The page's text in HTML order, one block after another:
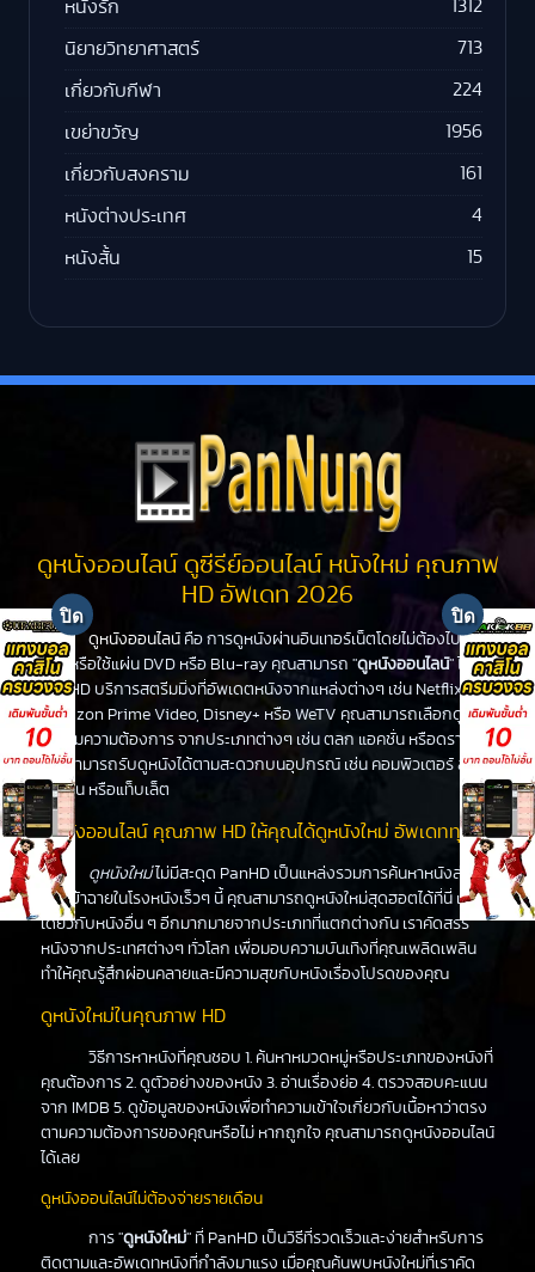
หนังรัก 1312
นิยายวิทยาศาสตร์ 713
เกี่ยวกับกีฬา 224
เขย่าขวัญ 1956
เกี่ยวกับสงคราม 161
หนังต่างประเทศ 4
หนังสั้น 15
ดูหนังออนไลน์ ดูซีรีย์ออนไลน์ หนังใหม่ คุณภาพ
HD อัพเดท 2026
ดูหนังออนไลน์ คือ การดูหนังผ่านอินเทอร์เน็ตโดยไม่ต้องไปโรง
หนังหรือใช้แผ่น DVD หรือ Blu-ray คุณสามารถ "ดูหนังออนไลน์" ได้ที่
PanHD บริการสตรีมมิ่งที่อัพเดตหนังจากแหล่งต่างๆ เช่น Netflix,
Amazon Prime Video, Disney+ หรือ WeTV คุณสามารถเลือกดูหนัง
ได้ตามความต้องการ จากประเภทต่างๆ เช่น ตลก แอคชั่น หรือดราม่า
คุณสามารถรับดูหนังได้ตามสะดวกบนอุปกรณ์ เช่น คอมพิวเตอร์ สมา
ร์ทโฟน หรือแท็บเล็ต
ดูหนังออนไลน์ คุณภาพ HD ให้คุณได้ดูหนังใหม่ อัพเดททุกวัน
ดูหนังใหม่ไม่มีสะดุด PanHD เป็นแหล่งรวมการค้นหาหนังล่าสุด
ที่จะเข้าฉายในโรงหนังเร็วๆ นี้ คุณสามารถดูหนังใหม่สุดฮอตได้ที่นี่ เช่น
เดียวกับหนังอื่น ๆ อีกมากมายจากประเภทที่แตกต่างกัน เราคัดสรร
หนังจากประเทศต่างๆ ทั่วโลก เพื่อมอบความบันเทิงที่คุณเพลิดเพลิน
ทำให้คุณรู้สึกผ่อนคลายและมีความสุขกับหนังเรื่องโปรดของคุณ
ดูหนังใหม่ในคุณภาพ HD
วิธีการหาหนังที่คุณชอบ 1. ค้นหาหมวดหมู่หรือประเภทของหนังที่
คุณต้องการ 2. ดูตัวอย่างของหนัง 3. อ่านเรื่องย่อ 4. ตรวจสอบคะแนน
จาก IMDB 5. ดูข้อมูลของหนังเพื่อทำความเข้าใจเกี่ยวกับเนื้อหาว่าตรง
ตามความต้องการของคุณหรือไม่ หากถูกใจ คุณสามารถดูหนังออนไลน์
ได้เลย
ดูหนังออนไลน์ไม่ต้องจ่ายรายเดือน
การ "ดูหนังใหม่" ที่ PanHD เป็นวิธีที่รวดเร็วและง่ายสำหรับการ
ติดตามและอัพเดทหนังที่กำลังมาแรง เมื่อคุณค้นพบหนังใหม่ที่เราคัด